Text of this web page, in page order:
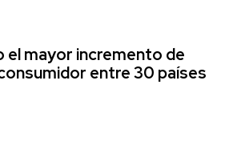
el mayor incremento de
entre 30 países